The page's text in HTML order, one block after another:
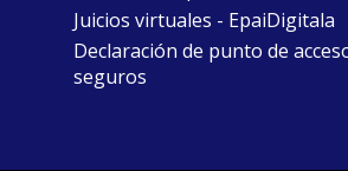
Juicios virtuales - EpaiDigitala
Declaración de punto de
seguros